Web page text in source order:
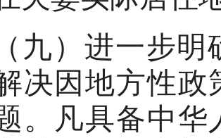
（九）进一步
决因地方性政
。凡具备中